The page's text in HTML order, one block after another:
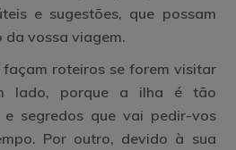
e sugestões, que possam
vossa viagem.
façam roteiros se forem visitar
lado, porque a ilha é tão
e segredos que vai pedir-vos
Por outro, devido à sua